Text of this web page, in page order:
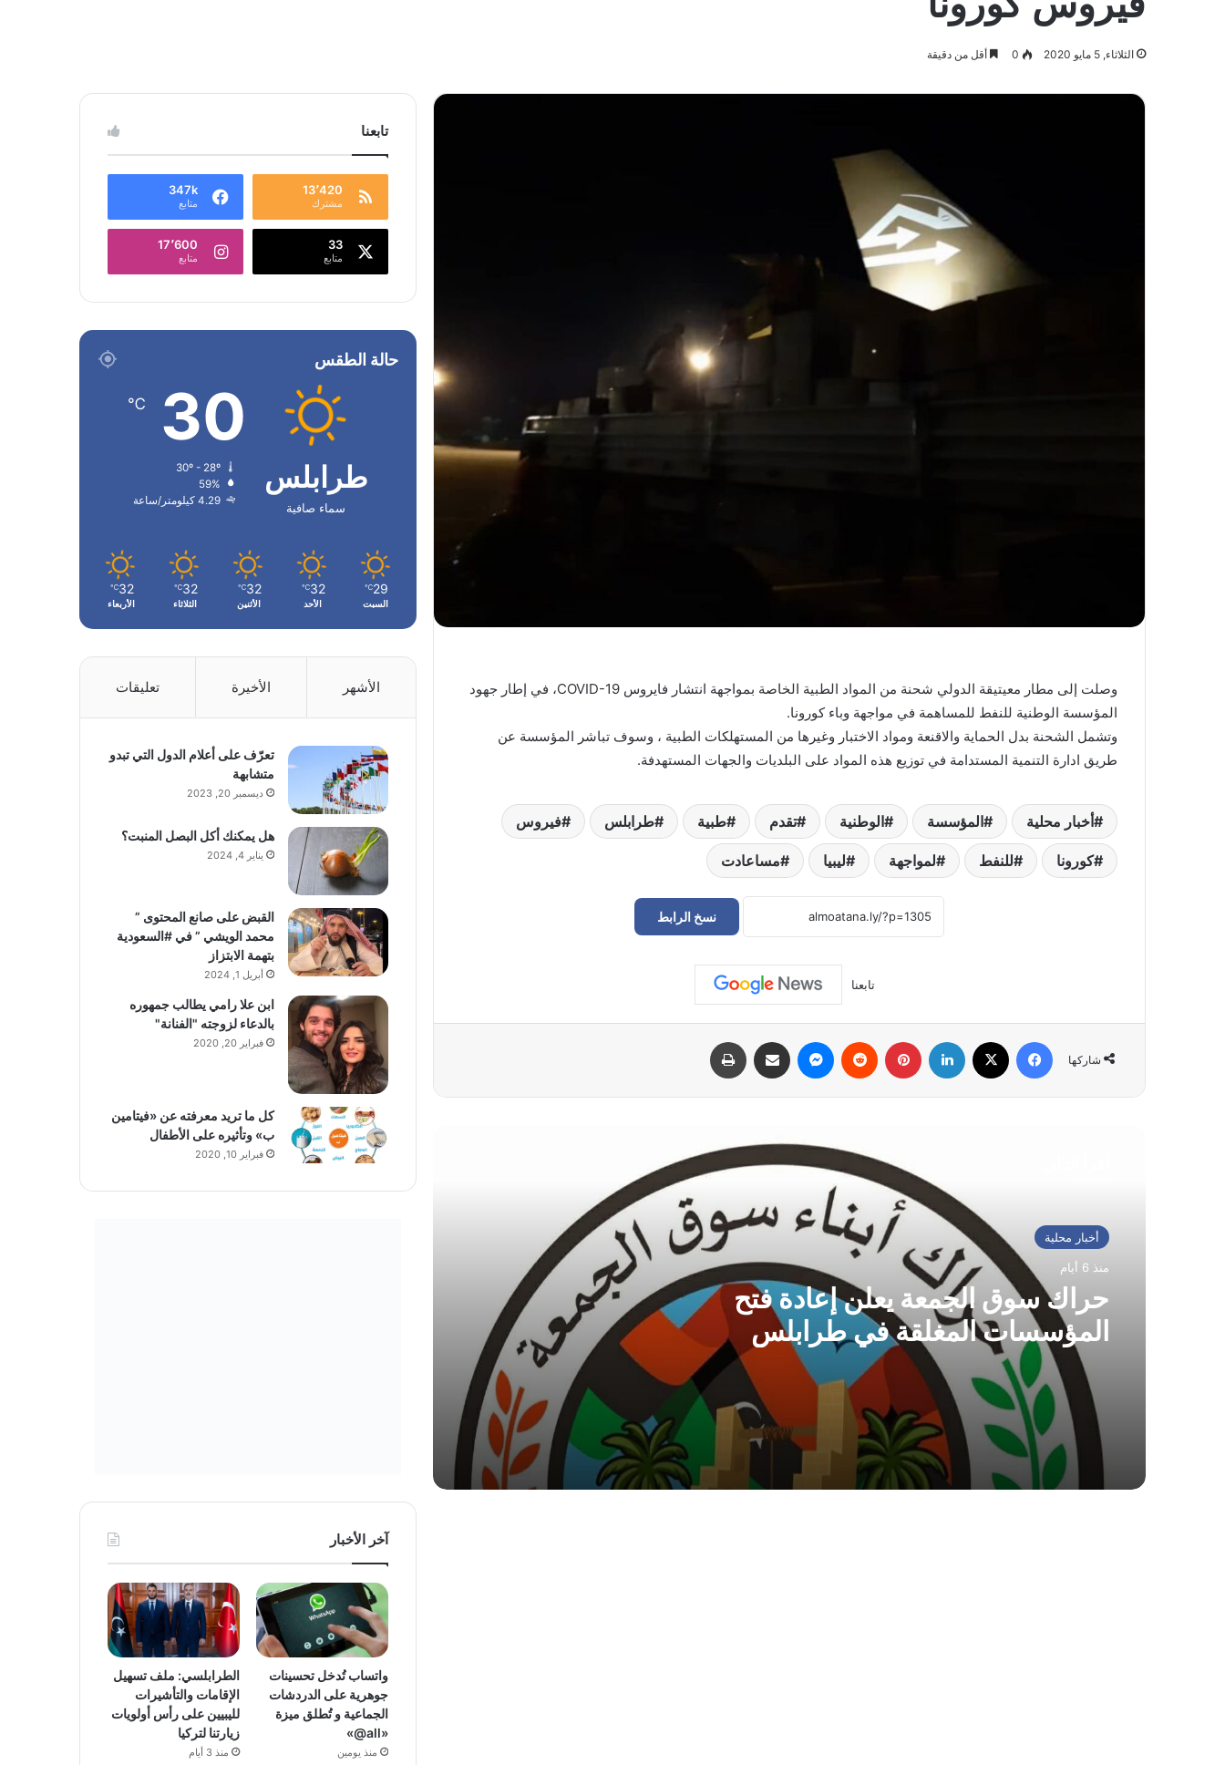
الثلاثاء, 5 مايو 2020 0 أقل من دقيقة
وصلت إلى مطار معيتيقة الدولي شحنة من المواد الطبية الخاصة بمواجهة انتشار فايروس COVID-19، في إطار جهود
المؤسسة الوطنية للنفط للمساهمة في مواجهة وباء كورونا.
وتشمل الشحنة بدل الحماية والاقنعة ومواد الاختبار وغيرها من المستهلكات الطبية ، وسوف تباشر المؤسسة عن
طريق ادارة التنمية المستدامة في توزيع هذه المواد على البلديات والجهات المستهدفة.
أخبار محلية المؤسسة الوطنية تقدم طبية طرابلس فيروس
كورونا للنفط لمواجهة ليبيا مساعادت
نسخ الرابط
تابعنا
شاركها
فيسبوك لينكدإن بينتيريست ماسنجر مشاركة عبر البريد
أخبار محلية
منذ 6 أيام
حراك سوق الجمعة يعلن إعادة فتح
المؤسسات المغلقة في طرابلس
حراك سوق الجمعة يعلن إعادة فتح
والمستشفيات بالديزل و«البريقة» تبدأ التنفيذ
في حملة ميدانية واسعة
مركز الأرصاد الجوية يحذر من ذروة موجة
حارة و رطوبة عالية بمنتصف الأسبوع
الطرابلسي يطالب الدبيبة بـ”فرض السيطرة
بالقوة” ويكشف ثغرات أمنية في ملف
تهريب الوقود
الأرصاد الجوية تتوقع أجواءً صيفية معتدلة
وتحذر من السباحة في الشواطئ
صرمان: احباط محاولة تفجير سيارة مفخخة
تابعنا
13٬420
مشترك
347k
متابع
33
متابع
17٬600
متابع
حالة الطقس
طرابلس
سماء صافية
30
℃
59%
4.29 كيلومتر/ساعة
29
℃
السبت
32
℃
الأحد
32
℃
الأثنين
32
℃
الثلاثاء
32
℃
الأربعاء
الأشهر الأخيرة تعليقات
تعرّف على أعلام الدول التي تبدو
متشابهة
ديسمبر 20, 2023
هل يمكنك أكل البصل المنبت؟
يناير 4, 2024
القبض على صانع المحتوى ”
محمد الويشي ” في #السعودية
بتهمة الابتزاز
أبريل 1, 2024
ابن علا رامي يطالب جمهوره
بالدعاء لزوجته "الفنانة"
فبراير 20, 2020
كل ما تريد معرفته عن «فيتامين
ب» وتأثيره على الأطفال
فبراير 10, 2020
آخر الأخبار
واتساب تُدخل تحسينات
جوهرية على الدردشات
الجماعية و تُطلق ميزة
«all@»
منذ يومين
الطرابلسي: ملف تسهيل
الإقامات والتأشيرات
لليبيين على رأس أولويات
زيارتنا لتركيا
منذ 3 أيام